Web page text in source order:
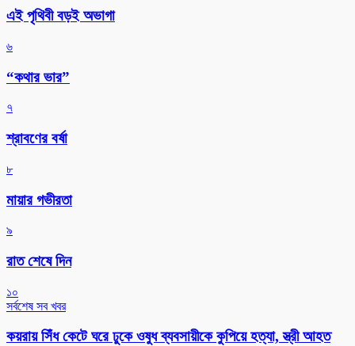
এই পৃথিবী বড়ই অভাগা
৬
“কথার ভার”
৭
শ্রাবণের বর্ষা
৮
মায়ার গভীরতা
৯
রাত শেষে দিন
১০
সর্বশেষ সব খবর
কয়রায় সিঁধ কেটে ঘরে ঢুকে ওষুধ ব্যবসায়ীকে কুপিয়ে হত্যা, স্ত্রী আহত